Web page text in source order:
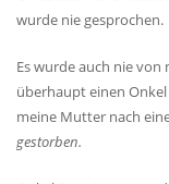
wurde nie gesprochen.
Es wurde auch nie von
überhaupt einen
meine Mutter nach
gestorben.